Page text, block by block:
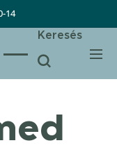
14
Keresés